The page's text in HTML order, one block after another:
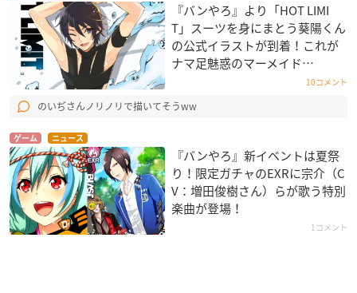
『バンやろ』より「HOT LIMI
T」スーツを身にまとう葵陽くん
の公式イラストが到着！これが
ナマ足魅惑のマーメイド…
10コメント
のいぢさんノリノリで描いてそうww
ゲーム ニュース
『バンやろ』新イベントは夏祭
り！限定ガチャのEXRに宗介（C
V：増田俊樹さん）らが歌う特別
楽曲が登場！
1コメント